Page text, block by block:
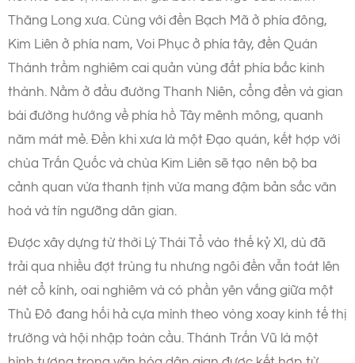
Thăng Long xưa. Cùng với đền Bạch Mã ở phía đông,
Kim Liên ở phía nam, Voi Phục ở phía tây, đền Quán
Thánh trầm nghiêm cai quản vùng đất phía bắc kinh
thành. Nằm ở đầu đường Thanh Niên, cổng đền và gian
bái đường hướng về phía hồ Tây mênh mông, quanh
năm mát mẻ. Đền khi xưa là một Đạo quán, kết hợp với
chùa Trấn Quốc và chùa Kim Liên sẽ tạo nên bộ ba
cảnh quan vừa thanh tịnh vừa mang đậm bản sắc văn
hoá và tín ngưỡng dân gian.
Được xây dựng từ thời Lý Thái Tổ vào thế kỷ XI, dù đã
trải qua nhiều đợt trùng tu nhưng ngôi đền vẫn toát lên
nét cổ kính, oai nghiêm và có phần yên vắng giữa một
Thủ Đô đang hối hả cựa mình theo vòng xoay kinh tế thị
trường và hội nhập toàn cầu. Thánh Trấn Vũ là một